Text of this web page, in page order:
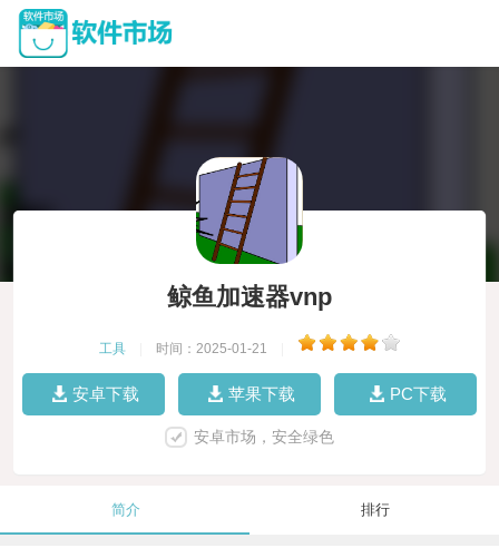
鲸鱼加速器vnp
工具 时间：2025-01-21
安卓下载 苹果下载 PC下载
安卓市场，安全绿色
简介 排行